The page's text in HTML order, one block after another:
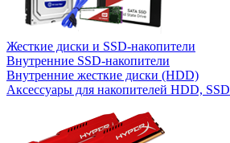
Жесткие диски и SSD-накопители
Внутренние SSD-накопители
Внутренние жесткие диски (HDD)
Аксессуары для накопителей HDD, SSD